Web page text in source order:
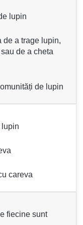
lupin
de a trage lupin,
de a cheta
de lupin
lupin
careva
fiecine sunt